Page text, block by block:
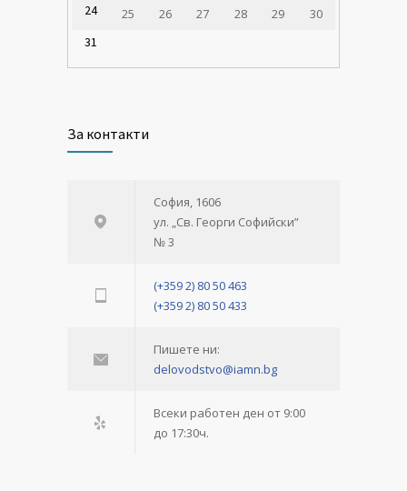
24
25 26 27 28 29
30
31
За контакти
София, 1606
ул. „Св. Георги Софийски”
№ 3
(+359 2) 80 50 463
(+359 2) 80 50 433
Пишете ни:
delovodstvo@iamn.bg
Всеки работен ден от 9:00
до 17:30ч.